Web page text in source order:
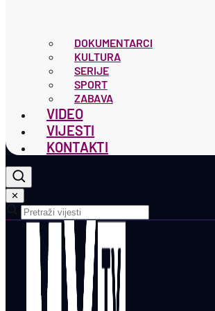
DOKUMENTARCI
KULTURA
SERIJE
SPORT
ZABAVA
VIDEO
VIJESTI
KONTAKTI
✕